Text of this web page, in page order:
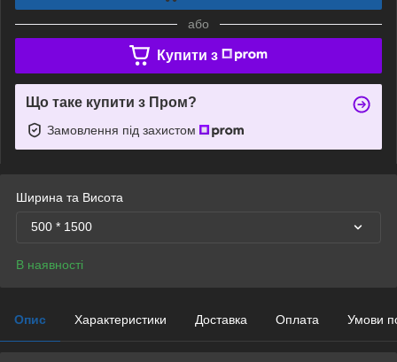
або
Купити з
Що таке купити з Пром?
Замовлення під захистом
Ширина та Висота
500 * 1500
В наявності
Опис Характеристики Доставка Оплата Умови